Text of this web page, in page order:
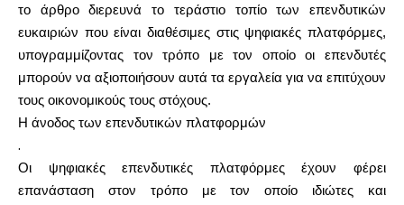
Υπολογιστές
το άρθρο διερευνά το τεράστιο τοπίο των επενδυτικών
ευκαιριών που είναι διαθέσιμες στις ψηφιακές πλατφόρμες,
υπογραμμίζοντας τον τρόπο με τον οποίο οι επενδυτές
μπορούν να αξιοποιήσουν αυτά τα εργαλεία για να επιτύχουν
τους οικονομικούς τους στόχους.
Η άνοδος των επενδυτικών πλατφορμών
.
Οι ψηφιακές επενδυτικές πλατφόρμες έχουν φέρει
επανάσταση στον τρόπο με τον οποίο ιδιώτες και